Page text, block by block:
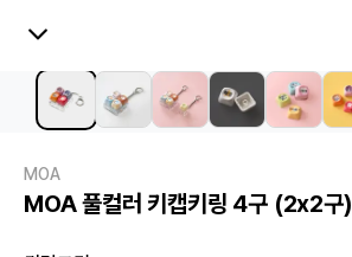
MOA
MOA 풀컬러 키캡키링 4구 (2x2구)